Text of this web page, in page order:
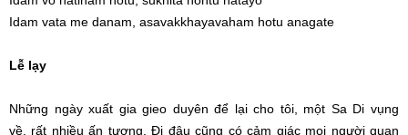
Idam vata me danam, asavakkhayavaham hotu anagate
Lễ lạy
Những ngày xuất gia gieo duyên để lại cho tôi, một Sa Di vụng
về, rất nhiều ấn tượng. Đi đâu cũng có cảm giác mọi người quan